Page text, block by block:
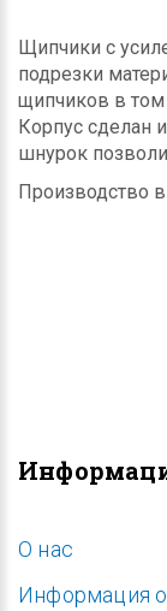
Щипчики с
подрезки
щипчиков в том
Корпус сделан
шнурок
Производство
O нас
Информация